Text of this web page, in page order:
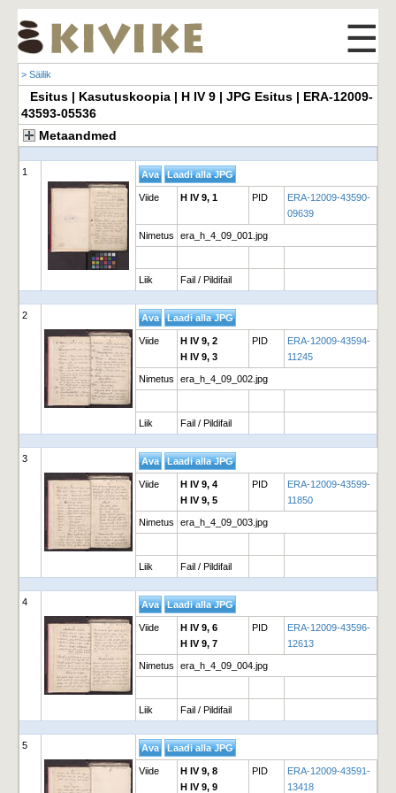
☰
> Säilik
Esitus | Kasutuskoopia | H IV 9 | JPG Esitus | ERA-12009-
43593-05536
Metaandmed
1
Viide H IV 9, 1 PID
ERA-12009-43590-
09639
Nimetus era_h_4_09_001.jpg
Liik Fail / Pildifail
2
Viide
H IV 9, 2
H IV 9, 3
PID
ERA-12009-43594-
11245
Nimetus era_h_4_09_002.jpg
Liik Fail / Pildifail
3
Viide
H IV 9, 4
H IV 9, 5
PID
ERA-12009-43599-
11850
Nimetus era_h_4_09_003.jpg
Liik Fail / Pildifail
4
Viide
H IV 9, 6
H IV 9, 7
PID
ERA-12009-43596-
12613
Nimetus era_h_4_09_004.jpg
Liik Fail / Pildifail
5
Viide
H IV 9, 8
H IV 9, 9
PID
ERA-12009-43591-
13418